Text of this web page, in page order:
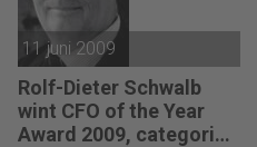
dit ook toe te passen. De
grootste uitdagingen voor
de financiële functie in deze
tijd hangen samen met
persoonlijke eigenschappen
11 juni 2009
Rolf-Dieter Schwalb
wint CFO of the Year
Award 2009, categorie